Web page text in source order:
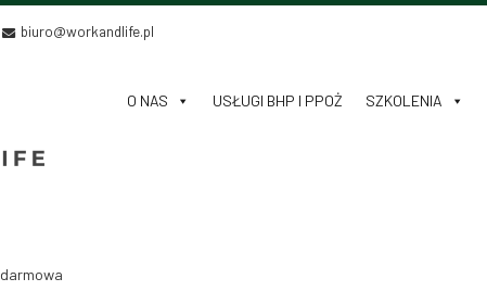
biuro@workandlife.pl
O NAS USŁUGI BHP I PPOŻ SZKOLENIA
darmowa